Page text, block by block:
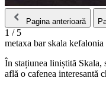
Pagina anterioară
1 / 5
metaxa bar skala kefalonia
În stațiunea liniștită Skala,
află o cafenea interesantă